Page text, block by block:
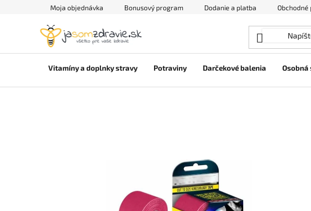
Moja objednávka Bonusový program Dodanie a platba Obchodné
Vitamíny a doplnky stravy Potraviny Darčekové balenia